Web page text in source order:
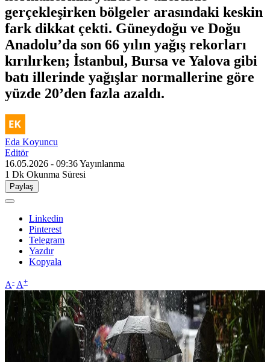
gerçekleşirken bölgeler arasındaki keskin
fark dikkat çekti. Güneydoğu ve Doğu
Anadolu’da son 66 yılın yağış rekorları
kırılırken; İstanbul, Bursa ve Yalova gibi
batı illerinde yağışlar normallerine göre
yüzde 20’den fazla azaldı.
Eda Koyuncu
Editör
16.05.2026 - 09:36Yayınlanma
1 Dk Okunma Süresi
Paylaş
Linkedin
Pinterest
Telegram
Yazdır
Kopyala
A- A+